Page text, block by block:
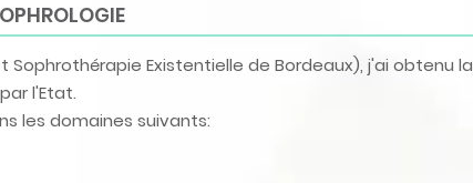
Sophrothérapie Existentielle de Bordeaux), j'ai obtenu la
l'Etat.
les domaines suivants: